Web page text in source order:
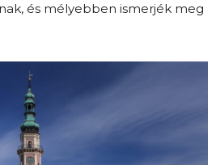
és mélyebben ismerjék meg